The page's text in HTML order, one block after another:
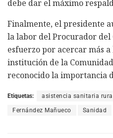
debe dar el máximo
Finalmente, el presidente
la labor del Procurador del
esfuerzo por acercar más
institución de la
reconocido la importancia
Etiquetas: asistencia sanitaria
Fernández Mañueco Sanidad